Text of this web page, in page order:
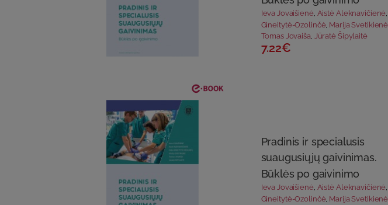
Ieva Jovaišienė, Aistė Aleknavičienė,
Gineitytė-Ozolinčė Marija Svetikienė
Tomas Jovaiša, Jūratė Šipylaitė
7.22€
Pradinis ir specialusis
suaugusiųjų gaivinimas.
Būklės po gaivinimo
Ieva Jovaišienė, Aistė Aleknavičienė,
Gineitytė-Ozolinčė Marija Svetikienė